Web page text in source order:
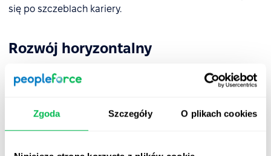
Zgoda Szczegóły O plikach cookies
się po szczeblach kariery.
Rozwój horyzontalny
Jest to przeniesienie do nowej firmy na to samo
stanowisko z podwyżką wynagrodzenia. Inna
pogłębianie kompetencji i rozszerzanie
odpowiedzialności w ramach jednego stanowiska.